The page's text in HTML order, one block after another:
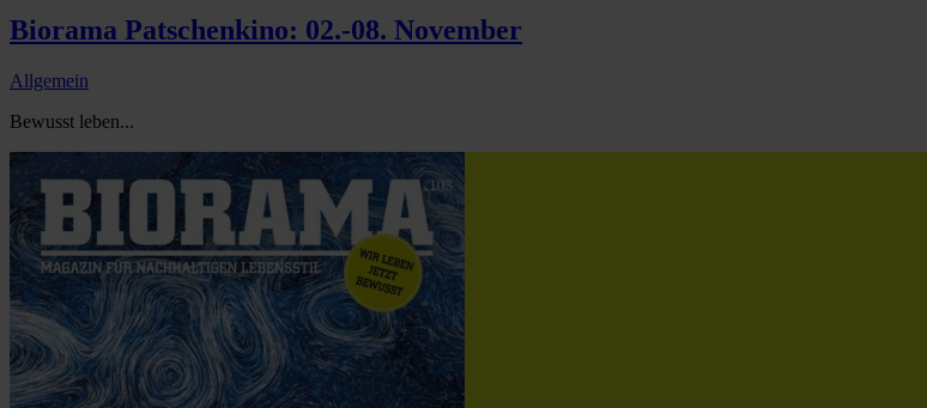
Biorama Patschenkino: 02.-08. November
Allgemein
Bewusst leben...